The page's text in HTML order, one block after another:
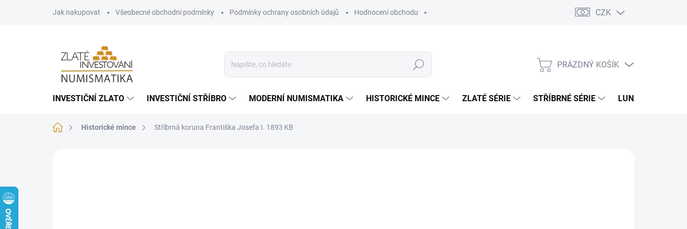
Jak nakupovat Všeobecné obchodní podmínky Podmínky ochrany osobních údajů Hodnocení obchodu CZK
Hledat
NÁKUPNÍ
PRÁZDNÝ KOŠÍK
INVESTIČNÍ ZLATO INVESTIČNÍ STŘÍBRO MODERNÍ NUMISMATIKA HISTORICKÉ MINCE ZLATÉ SÉRIE STŘÍBRNÉ SÉRIE LUNÁRNÍ SÉRIE
Domů Historické mince Stříbrná koruna Františka Josefa I. 1893 KB